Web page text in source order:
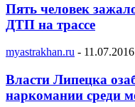
Пять человек
ДТП на трассе
myastrakhan.ru - 11.07.2016
Власти Липецка
наркомании среди